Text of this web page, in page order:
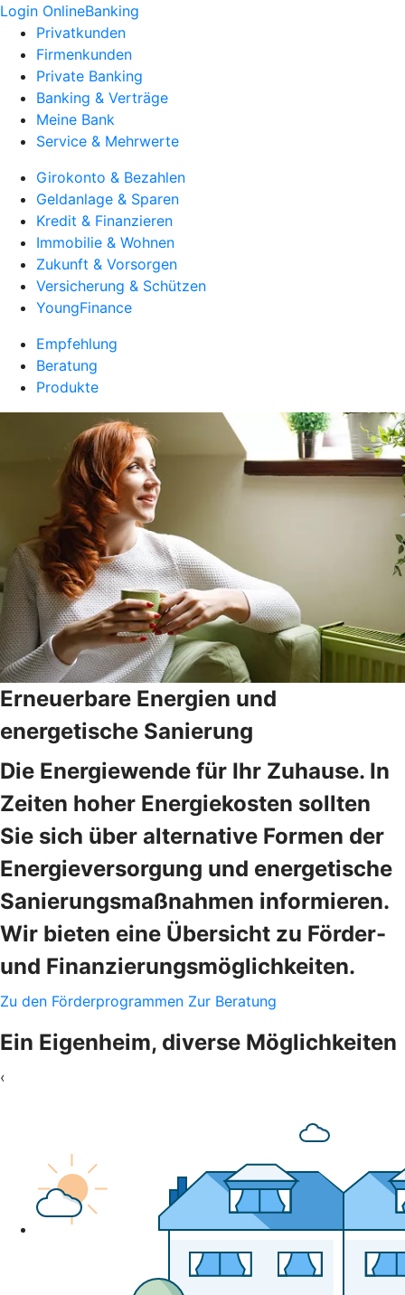
Login OnlineBanking
Privatkunden
Firmenkunden
Private Banking
Banking & Verträge
Meine Bank
Service & Mehrwerte
Girokonto & Bezahlen
Geldanlage & Sparen
Kredit & Finanzieren
Immobilie & Wohnen
Zukunft & Vorsorgen
Versicherung & Schützen
YoungFinance
Empfehlung
Beratung
Produkte
Erneuerbare Energien und
energetische Sanierung
Die Energiewende für Ihr Zuhause. In
Zeiten hoher Energiekosten sollten
Sie sich über alternative Formen der
Energieversorgung und energetische
Sanierungsmaßnahmen informieren.
Wir bieten eine Übersicht zu Förder-
und Finanzierungsmöglichkeiten.
Zu den Förderprogrammen Zur Beratung
Ein Eigenheim, diverse Möglichkeiten
‹